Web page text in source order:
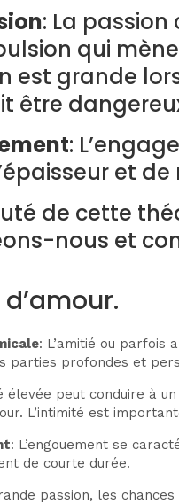
: La
qui
est grande
être
:
et de
de cette
nous et
: L’amitié ou parfois
parties profondes et
élevée peut conduire à
L’intimité est
: L’engouement se
de courte durée.
passion, les